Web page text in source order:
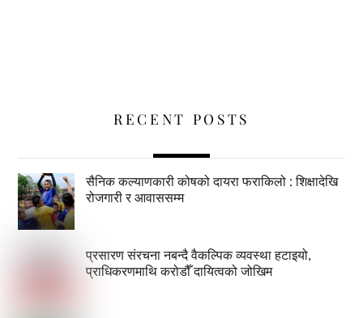
RECENT POSTS
सैनिक कल्याणकारी कोषको दायरा फराकिलो : शिक्षादेखि
रोजगारी र आवाससम्म
प्रसारण संरचना नबन्दै वैकल्पिक व्यवस्था हटाइयो,
प्राधिकरणमाथि करोडौँ दायित्वको जोखिम